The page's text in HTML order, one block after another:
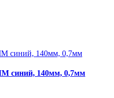
синий, 140мм, 0,7мм